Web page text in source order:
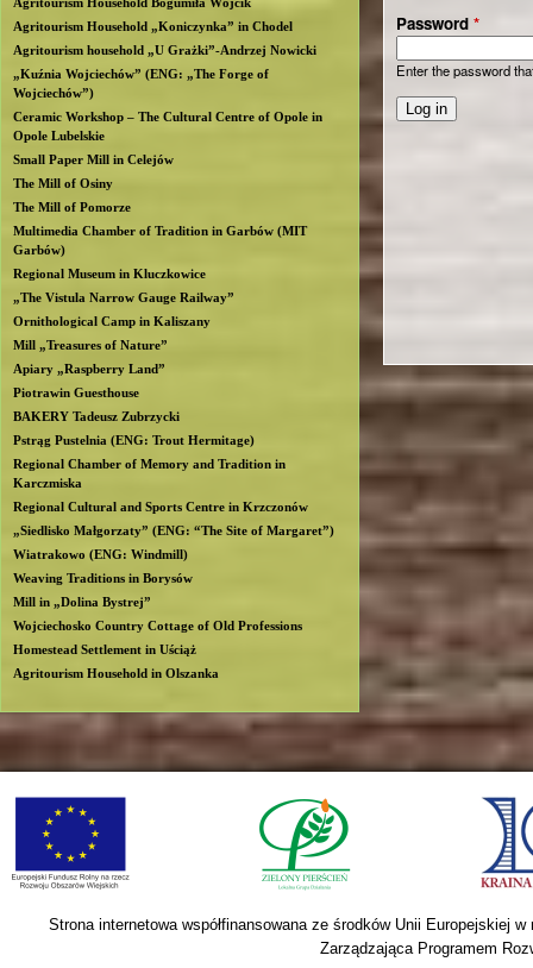
b
n
Password *
Enter the password
Agritourism Household „Koniczynka” in Chodel
Agritourism household „U Grażki”-Andrzej Nowicki
„Kuźnia Wojciechów” (ENG: „The Forge of
Wojciechów”)
Ceramic Workshop – The Cultural Centre of Opole in
Opole Lubelskie
Small Paper Mill in Celejów
The Mill of Osiny
The Mill of Pomorze
Multimedia Chamber of Tradition in Garbów (MIT
Garbów)
Regional Museum in Kluczkowice
„The Vistula Narrow Gauge Railway”
Ornithological Camp in Kaliszany
Mill „Treasures of Nature”
Apiary „Raspberry Land”
Piotrawin Guesthouse
BAKERY Tadeusz Zubrzycki
Pstrąg Pustelnia (ENG: Trout Hermitage)
Regional Chamber of Memory and Tradition in
Karczmiska
Regional Cultural and Sports Centre in Krzczonów
„Siedlisko Małgorzaty” (ENG: “The Site of Margaret”)
Wiatrakowo (ENG: Windmill)
Weaving Traditions in Borysów
Mill in „Dolina Bystrej”
Wojciechosko Country Cottage of Old Professions
Homestead Settlement in Uściąż
Agritourism Household in Olszanka
Strona internetowa współfinansowana ze środków Unii Europejskiej
Zarządzająca Programem